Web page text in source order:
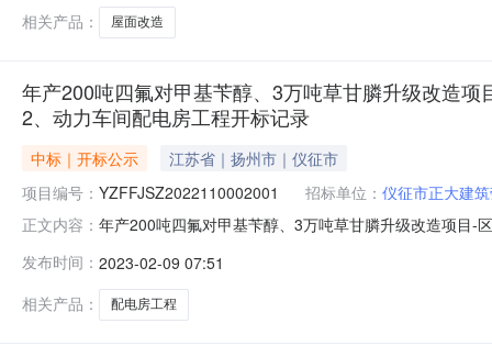
相关产品：
屋面改造
年产200吨四氟对甲基苄醇、3万吨草甘膦升级改造
2、动力车间配电房工程开标记录
中标｜开标公示
江苏省｜扬州市｜仪征市
项目编号： YZFFJSZ2022110002001 招标单位： 仪征市正大建
正文内容： 年产200吨四氟对甲基苄醇、3万吨草甘膦升级改造项目-
公司;项目负责人:陈浩;报价:0.00元/%;工期:日历天;质量
发布时间： 2023-02-09 07:51
相关产品：
配电房工程